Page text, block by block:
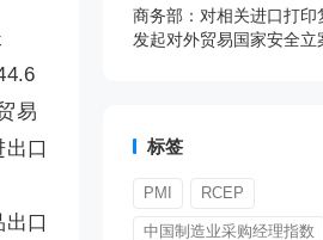
易
口
口
商务部：对相关进口打印
发起对外贸易国家安全立
标签
PMI RCEP
中国制造业采购经理指数